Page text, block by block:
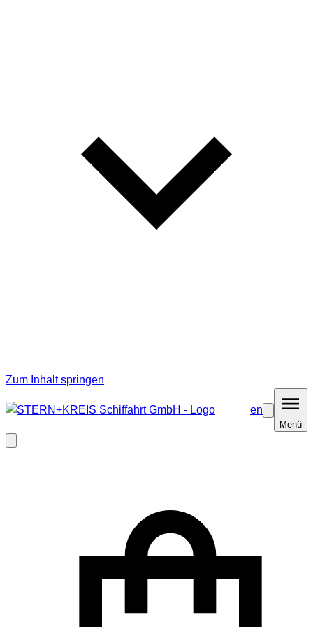
Zum Inhalt springen
en
MenüMenü
schließen